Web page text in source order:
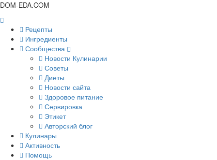
DOM-EDA.COM
Рецепты
Ингредиенты
Сообщества
Новости Кулинарии
Советы
Диеты
Новости сайта
Здоровое питание
Сервировка
Этикет
Авторский блог
Кулинары
Активность
Помощь